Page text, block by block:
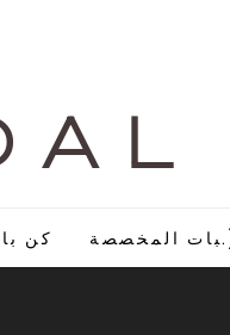
A L
كن المخصصة